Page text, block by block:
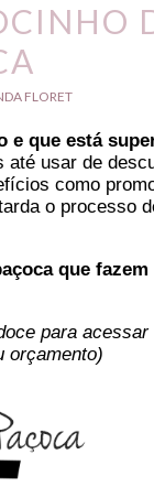
FLORET
e que está
até usar de
como
o processo
que
para acessar
orçamento)